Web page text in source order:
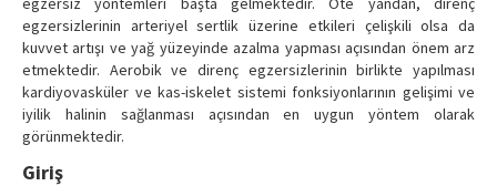
egzersizlerinin arteriyel sertlik üzerine etkileri çelişkili olsa da
kuvvet artışı ve yağ yüzeyinde azalma yapması açısından önem arz
etmektedir. Aerobik ve direnç egzersizlerinin birlikte yapılması
kardiyovasküler ve kas-iskelet sistemi fonksiyonlarının gelişimi ve
iyilik halinin sağlanması açısından en uygun yöntem olarak
görünmektedir.
Giriş